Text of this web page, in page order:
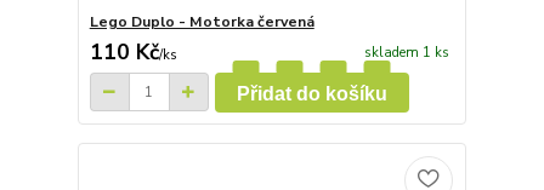
Lego Duplo - Motorka červená
110 Kč/ks skladem 1 ks
Přidat do košíku